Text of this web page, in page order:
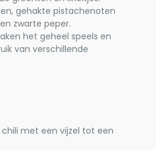
gehakte pistachenoten
zwarte peper.
het geheel speels en
van verschillende
met een vijzel tot een